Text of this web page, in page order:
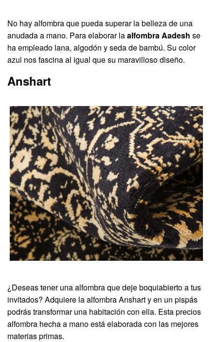
No hay alfombra que pueda superar la belleza de una
anudada a mano. Para elaborar laalfombra Aadesh se
ha empleado lana, algodón y seda de bambú. Su color
azul nos fascina al igual que su maravilloso diseño.
Anshart
¿Deseas tener una alfombra que deje boquiabierto a tus
invitados? Adquiere la alfombra Anshart y en un pispás
podrás transformar una habitación con ella. Esta precios
alfombra hecha a mano está elaborada con las mejores
materias primas.